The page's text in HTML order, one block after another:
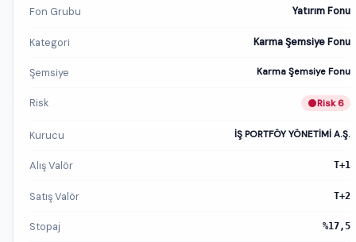
Fon Grubu Yatırım Fonu
Kategori Karma Şemsiye Fonu
Şemsiye Karma Şemsiye Fonu
Risk Risk 6
Kurucu İŞ PORTFÖY YÖNETİMİ A.Ş.
Alış Valör T+1
Satış Valör T+2
Stopaj %17,5